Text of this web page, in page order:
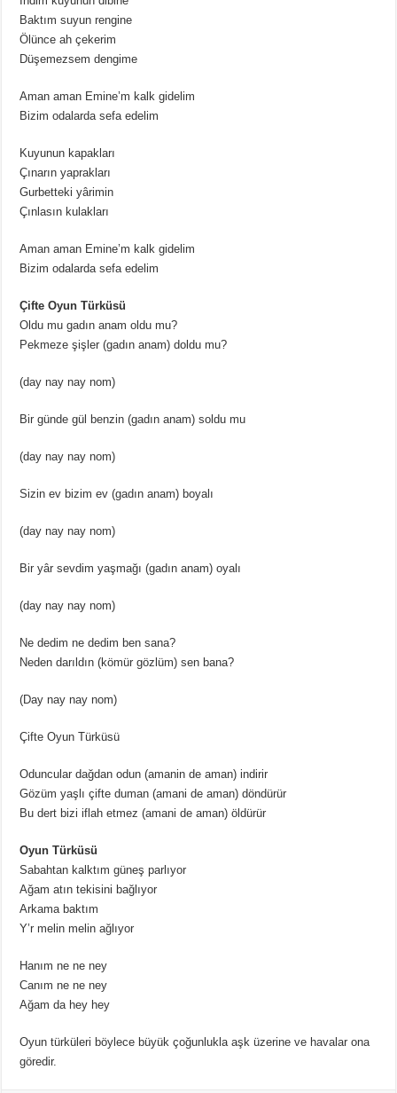
Baktım suyun rengine
Ölünce ah çekerim
Düşemezsem dengime
Aman aman Emine’m kalk gidelim
Bizim odalarda sefa edelim
Kuyunun kapakları
Çınarın yaprakları
Gurbetteki yârimin
Çınlasın kulakları
Aman aman Emine’m kalk gidelim
Bizim odalarda sefa edelim
Çifte Oyun Türküsü
Oldu mu gadın anam oldu mu?
Pekmeze şişler (gadın anam) doldu mu?
(day nay nay nom)
Bir günde gül benzin (gadın anam) soldu mu
(day nay nay nom)
Sizin ev bizim ev (gadın anam) boyalı
(day nay nay nom)
Bir yâr sevdim yaşmağı (gadın anam) oyalı
(day nay nay nom)
Ne dedim ne dedim ben sana?
Neden darıldın (kömür gözlüm) sen bana?
(Day nay nay nom)
Çifte Oyun Türküsü
Oduncular dağdan odun (amanin de aman) indirir
Gözüm yaşlı çifte duman (amani de aman) döndürür
Bu dert bizi iflah etmez (amani de aman) öldürür
Oyun Türküsü
Sabahtan kalktım güneş parlıyor
Ağam atın tekisini bağlıyor
Arkama baktım
Y’r melin melin ağlıyor
Hanım ne ne ney
Canım ne ne ney
Ağam da hey hey
Oyun türküleri böylece büyük çoğunlukla aşk üzerine ve havalar ona
göredir.